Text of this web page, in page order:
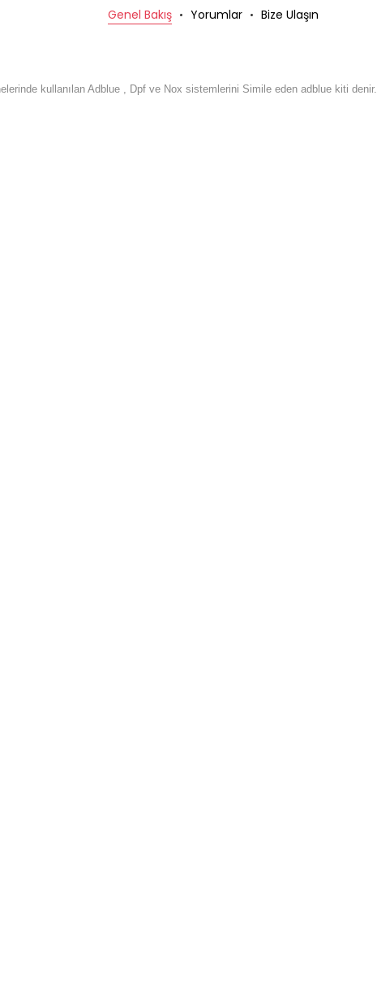
Genel Bakış Yorumlar Bize Ulaşın
kullanılan Adblue , Dpf ve Nox sistemlerini Simile eden adblue kiti denir.